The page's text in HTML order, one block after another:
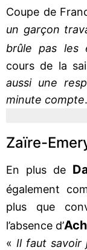
Coupe de
un garçon
brûle pas les
cours de la
aussi une
minute compte
Zaïre-
En plus de
également
plus que
l’absence d’
« Il faut savoir